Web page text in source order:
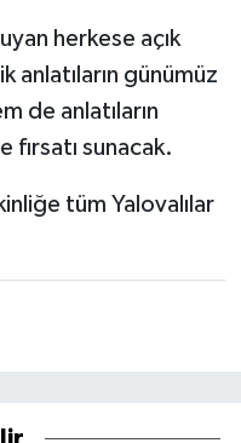
herkese açık
anlatıların günümüz
de anlatıların
sunacak.
tüm Yalovalılar